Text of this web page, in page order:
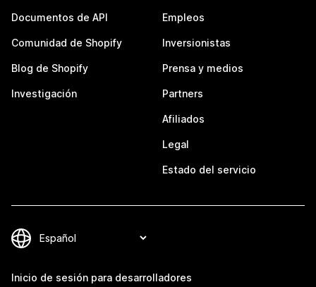
Documentos de API
Comunidad de Shopify
Blog de Shopify
Investigación
Empleos
Inversionistas
Prensa y medios
Partners
Afiliados
Legal
Estado del servicio
Inicio de sesión para desarrolladores